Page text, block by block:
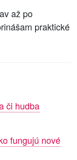
až po
praktické
či hudba
fungujú nové